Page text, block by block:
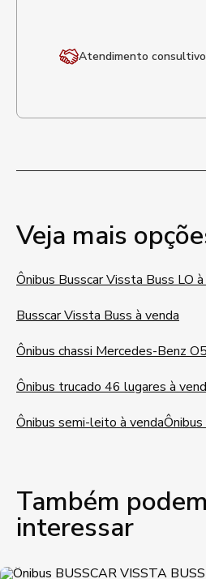
Atendimento
Veja mais
Ônibus Busscar Vissta Buss LO
Busscar Vissta Buss à venda
Ônibus chassi Mercedes-Benz
Ônibus trucado 46 lugares à
Ônibus semi-leito à venda
Também
interessar